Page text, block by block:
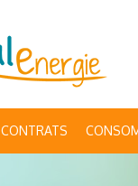
CONTRATS